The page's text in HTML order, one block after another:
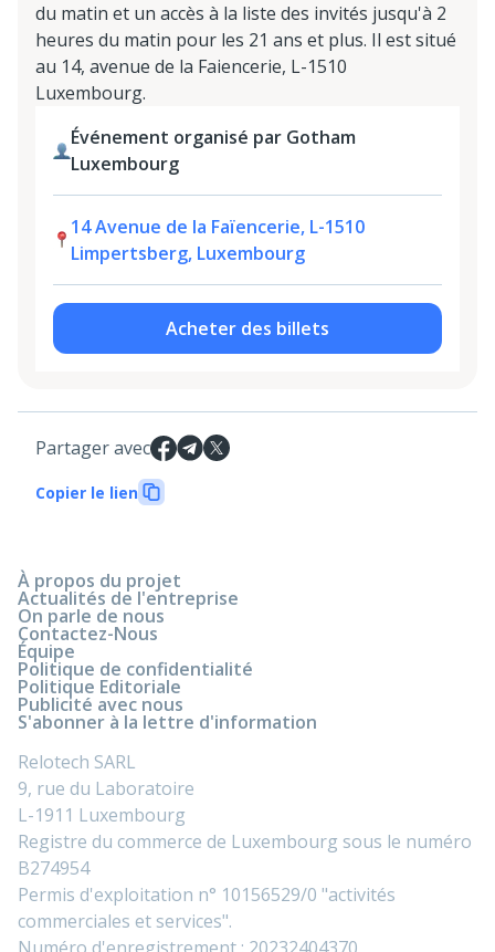
du matin et un accès à la liste des invités jusqu'à 2
heures du matin pour les 21 ans et plus. Il est situé
au 14, avenue de la Faiencerie, L-1510
Luxembourg.
Événement organisé par Gotham
Luxembourg
14 Avenue de la Faïencerie, L-1510
Limpertsberg, Luxembourg
Acheter des billets
Partager avec
Copier le lien
À propos du projet
Actualités de l'entreprise
On parle de nous
Contactez-Nous
Équipe
Politique de confidentialité
Politique Editoriale
Publicité avec nous
S'abonner à la lettre d'information
Relotech SARL
9, rue du Laboratoire
L-1911 Luxembourg
Registre du commerce de Luxembourg sous le numéro
B274954
Permis d'exploitation n° 10156529/0 "activités
commerciales et services".